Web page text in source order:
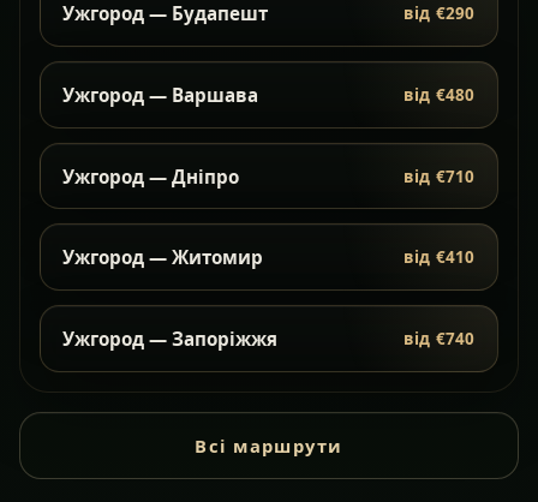
Ужгород — Будапешт від €290
Ужгород — Варшава від €480
Ужгород — Дніпро від €710
Ужгород — Житомир від €410
Ужгород — Запоріжжя від €740
Всі маршрути